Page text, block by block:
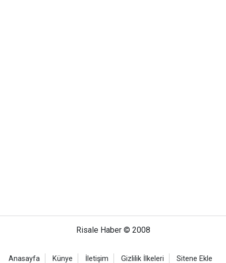
Risale Haber © 2008
Anasayfa Künye İletişim Gizlilik İlkeleri Sitene Ekle